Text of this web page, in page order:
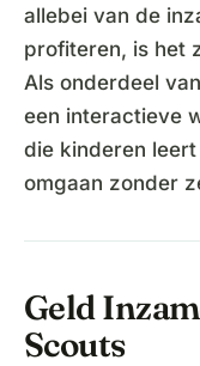
allebei van de
profiteren, is het
Als onderdeel
een interactieve
die kinderen
omgaan zonder
Geld
Scouts